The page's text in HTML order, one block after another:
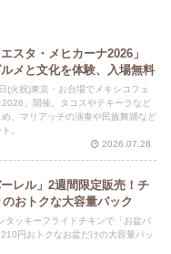
スタ・メヒカーナ2026」
メと文化を体験、入場無料
(火祝)東京・お台場でメキシコフェ
」開催。タコスやテキーラなど
、マリアッチの演奏や民族舞踊など
。
2026.07.28
レル」2週間限定販売！チ
おトクな大容量パック
ッキーフライドチキンで「お盆バ
円おトクなお盆だけの大容量パッ